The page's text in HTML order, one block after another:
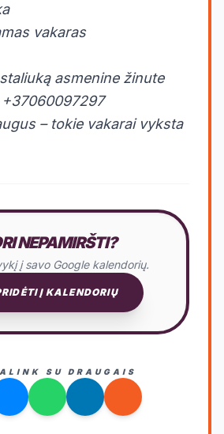
vakaras
asmenine žinute
– tokie vakarai vyksta
NEPAMIRŠTI?
į savo Google kalendorių.
Į KALENDORIŲ
SU DRAUGAIS